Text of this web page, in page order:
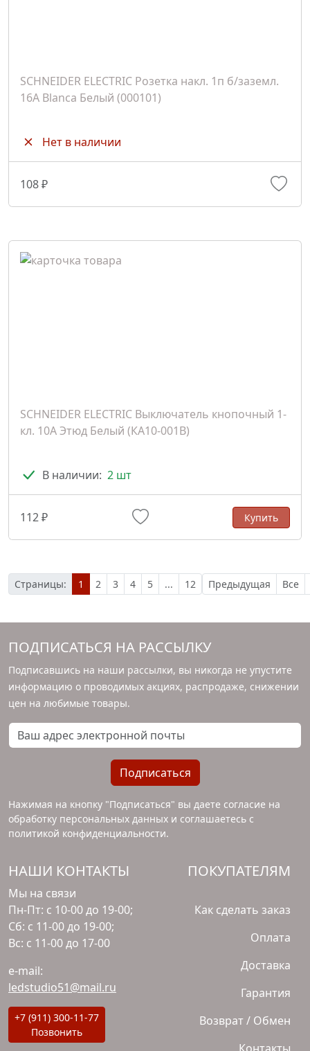
SCHNEIDER ELECTRIC Розетка накл. 1п б/заземл.
16А Blanca Белый (000101)
Нет в наличии
108 ₽
SCHNEIDER ELECTRIC Выключатель кнопочный 1-
кл. 10А Этюд Белый (КА10-001В)
В наличии: 2 шт
112 ₽ Купить
Страницы: 1 2 3 4 5 ... 12 Предыдущая Все
ПОДПИСАТЬСЯ НА РАССЫЛКУ
Подписавшись на наши рассылки, вы никогда не упустите
информацию о проводимых акциях, распродаже, снижении
цен на любимые товары.
Ваш адрес электронной почты
Подписаться
Нажимая на кнопку "Подписаться" вы даете согласие на
обработку персональных данных и соглашаетесь с
политикой конфиденциальности.
НАШИ КОНТАКТЫ
Мы на связи
Пн-Пт: с 10-00 до 19-00;
Сб: с 11-00 до 19-00;
Вс: с 11-00 до 17-00
e-mail:
ledstudio51@mail.ru
+7 (911) 300-11-77
Позвонить
ПОКУПАТЕЛЯМ
Как сделать заказ
Оплата
Доставка
Гарантия
Возврат / Обмен